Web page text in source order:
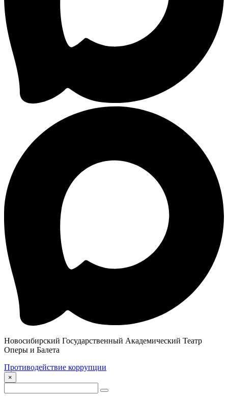
Новосибирский Государственный Академический Театр
Оперы и Балета
Противодействие коррупции
×